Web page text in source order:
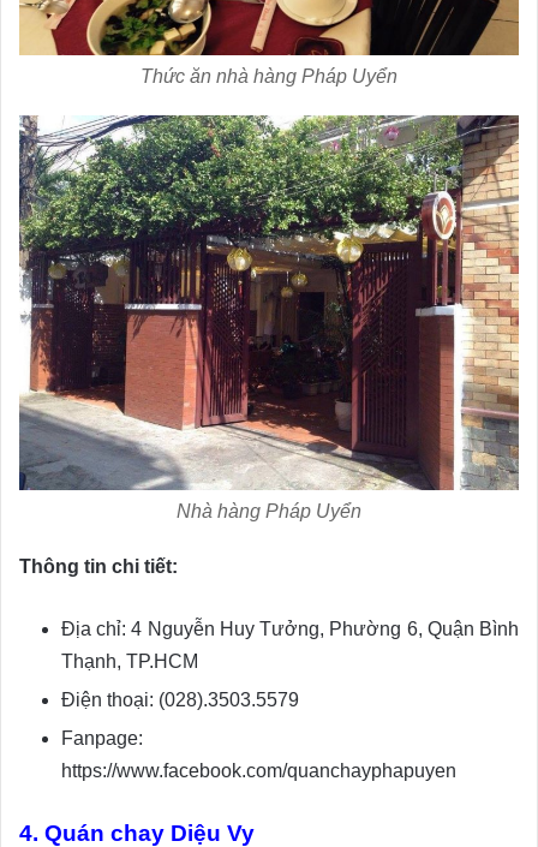
Thức ăn nhà hàng Pháp Uyển
Nhà hàng Pháp Uyển
Thông tin chi tiết:
Địa chỉ: 4 Nguyễn Huy Tưởng, Phường 6, Quận Bình
Thạnh, TP.HCM
Điện thoại: (028).3503.5579
Fanpage:
https://www.facebook.com/quanchayphapuyen
4. Quán chay Diệu Vy